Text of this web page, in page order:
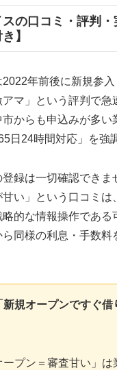
の口コミ・評判・
】
年前後に新規参
マ」という評判で急
からも申込みが多い
日24時間対応」を強
録は一切確認できま
い」という口コミは
的な情報操作である
同様の利息・手数料
新規オープンですぐ借
ープン＝審査甘い」